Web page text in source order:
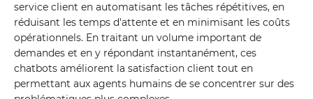
service client en automatisant les tâches répétitives, en
réduisant les temps d'attente et en minimisant les coûts
opérationnels. En traitant un volume important de
demandes et en y répondant instantanément, ces
chatbots améliorent la satisfaction client tout en
permettant aux agents humains de se concentrer sur des